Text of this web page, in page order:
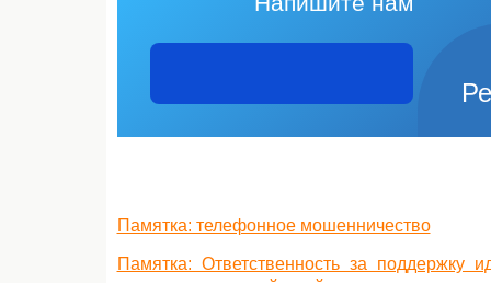
Памятка: телефонное мошенничество
Памятка: Ответственность за поддержку